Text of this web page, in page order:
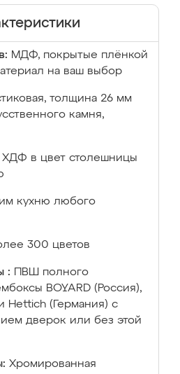
МДФ, покрытые плёнкой
на ваш выбор
толщина 26 мм
камня,
ХДФ в цвет столешницы
кухню любого
300 цветов
:
ПВШ полного
BOYARD (Россия),
Hettich (Германия) с
дверок или без этой
Хромированная